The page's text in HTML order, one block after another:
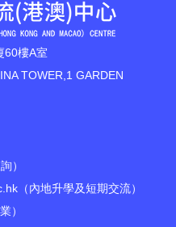
60樓A室
TOWER,1 GARDEN
）
（內地升學及短期交流）
）